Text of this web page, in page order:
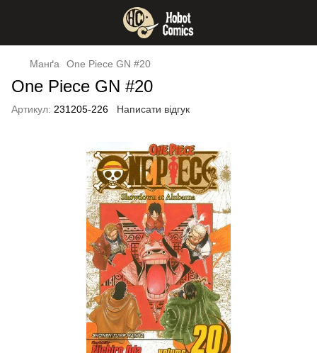
Манґа One Piece GN #20
One Piece GN #20
Артикул: 231205-226 Написати відгук